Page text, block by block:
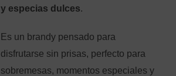
y especias dulces.
Es un brandy pensado para
disfrutarse sin prisas, perfecto para
sobremesas, momentos especiales y